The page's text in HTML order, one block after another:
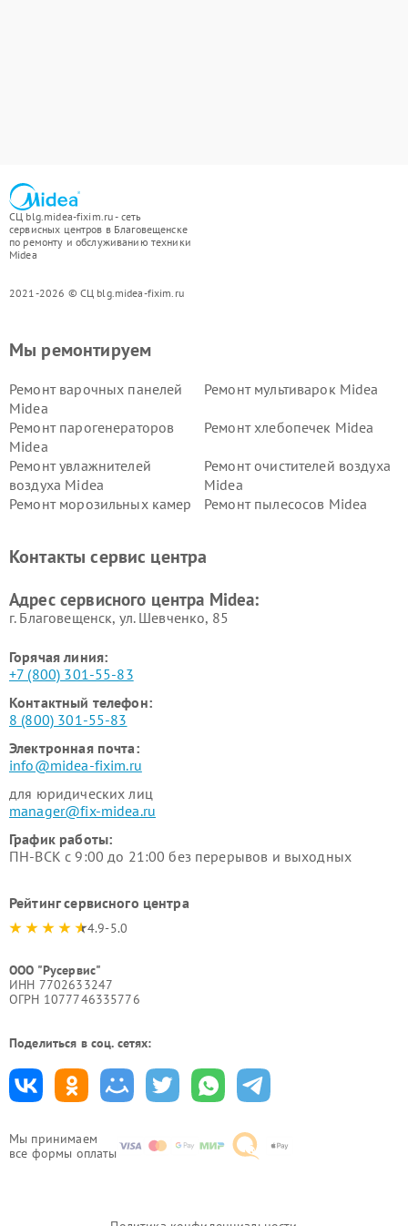
СЦ blg.midea-fixim.ru - сеть
сервисных центров в Благовещенске
по ремонту и обслуживанию техники
Midea
2021-2026 © СЦ blg.midea-fixim.ru
Мы принимаем
все формы оплаты
Мы ремонтируем
Ремонт варочных панелей
Midea
Ремонт мультиварок Midea
Ремонт парогенераторов
Midea
Ремонт хлебопечек Midea
Ремонт увлажнителей
воздуха Midea
Ремонт очистителей воздуха
Midea
Ремонт морозильных камер
Ремонт пылесосов Midea
пылесосов Midea
Midea
Контакты сервис центра
Адрес сервисного центра Midea:
г. Благовещенск, ул. Шевченко, 85
Горячая линия:
+7 (800) 301-55-83
Контактный телефон:
8 (800) 301-55-83
Электронная почта:
info@midea-fixim.ru
для юридических лиц
manager@fix-midea.ru
График работы:
ПН-ВСК с 9:00 до 21:00 без перерывов и выходных
Рейтинг сервисного центра
4.9-5.0
ООО "Русервис"
ИНН 7702633247
ОГРН 1077746335776
Поделиться в соц. сетях: